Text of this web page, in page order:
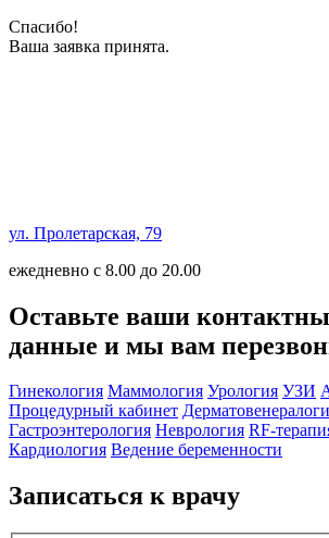
Спасибо!
Ваша заявка принята.
ул. Пролетарская, 79
ежедневно с 8.00 до 20.00
Оставьте ваши
данные и мы вам
Гинекология Маммология Урология УЗИ
Процедурный кабинет
Гастроэнтерология Неврология RF-
Кардиология Ведение беременности
Записаться к врачу